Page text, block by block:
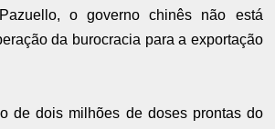
o governo chinês não está
da burocracia para a exportação
de dois milhões de doses prontas do